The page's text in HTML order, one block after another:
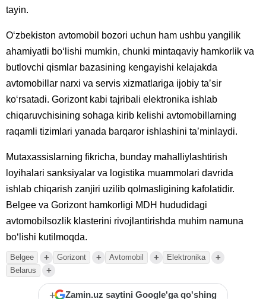
tayin.
Oʻzbekiston avtomobil bozori uchun ham ushbu yangilik
ahamiyatli boʻlishi mumkin, chunki mintaqaviy hamkorlik va
butlovchi qismlar bazasining kengayishi kelajakda
avtomobillar narxi va servis xizmatlariga ijobiy taʼsir
koʻrsatadi. Gorizont kabi tajribali elektronika ishlab
chiqaruvchisining sohaga kirib kelishi avtomobillarning
raqamli tizimlari yanada barqaror ishlashini taʼminlaydi.
Mutaxassislarning fikricha, bunday mahalliylashtirish
loyihalari sanksiyalar va logistika muammolari davrida
ishlab chiqarish zanjiri uzilib qolmasligining kafolatidir.
Belgee va Gorizont hamkorligi MDH hududidagi
avtomobilsozlik klasterini rivojlantirishda muhim namuna
boʻlishi kutilmoqda.
Belgee + Gorizont + Avtomobil + Elektronika +
Belarus +
+ Zamin.uz saytini Google'ga qo'shing